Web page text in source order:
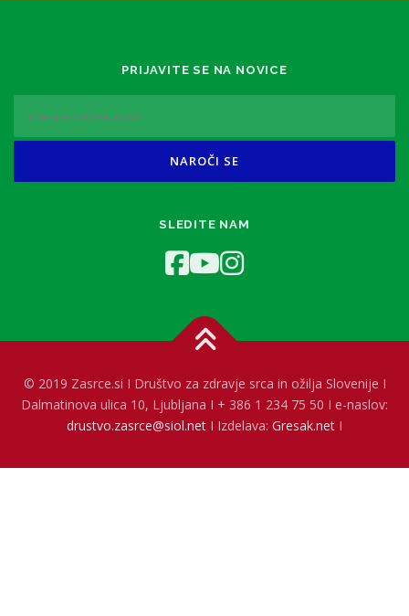
PRIJAVITE SE NA NOVICE
SLEDITE NAM
© 2019 Zasrce.si I Društvo za zdravje srca in ožilja Slovenije I
Dalmatinova ulica 10, Ljubljana I + 386 1 234 75 50 I e-naslov:
drustvo.zasrce@siol.net I Izdelava: Gresak.net I